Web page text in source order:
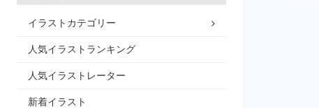
イラストカテゴリー
人気イラストランキング
人気イラストレーター
新着イラスト